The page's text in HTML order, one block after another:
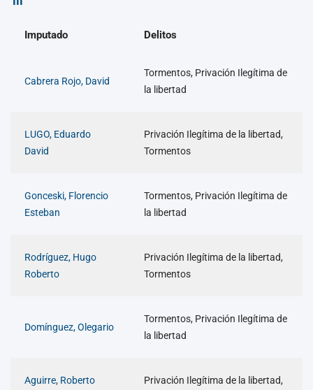
Imputado Delitos
Cabrera Rojo, David
Tormentos, Privación Ilegítima de
la libertad
LUGO, Eduardo
David
Privación Ilegítima de la libertad,
Tormentos
Gonceski, Florencio
Esteban
Tormentos, Privación Ilegítima de
la libertad
Rodríguez, Hugo
Roberto
Privación Ilegítima de la libertad,
Tormentos
Domínguez, Olegario
Tormentos, Privación Ilegítima de
la libertad
Aguirre, Roberto
Privación Ilegítima de la libertad,